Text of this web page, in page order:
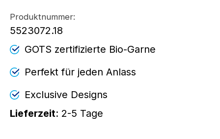
Produktnummer:
5523072.18
GOTS zertifizierte Bio-Garne
Perfekt für jeden Anlass
Exclusive Designs
Lieferzeit: 2-5 Tage